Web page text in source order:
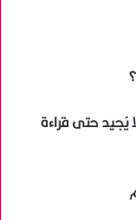
يُجيد حتى قراءة